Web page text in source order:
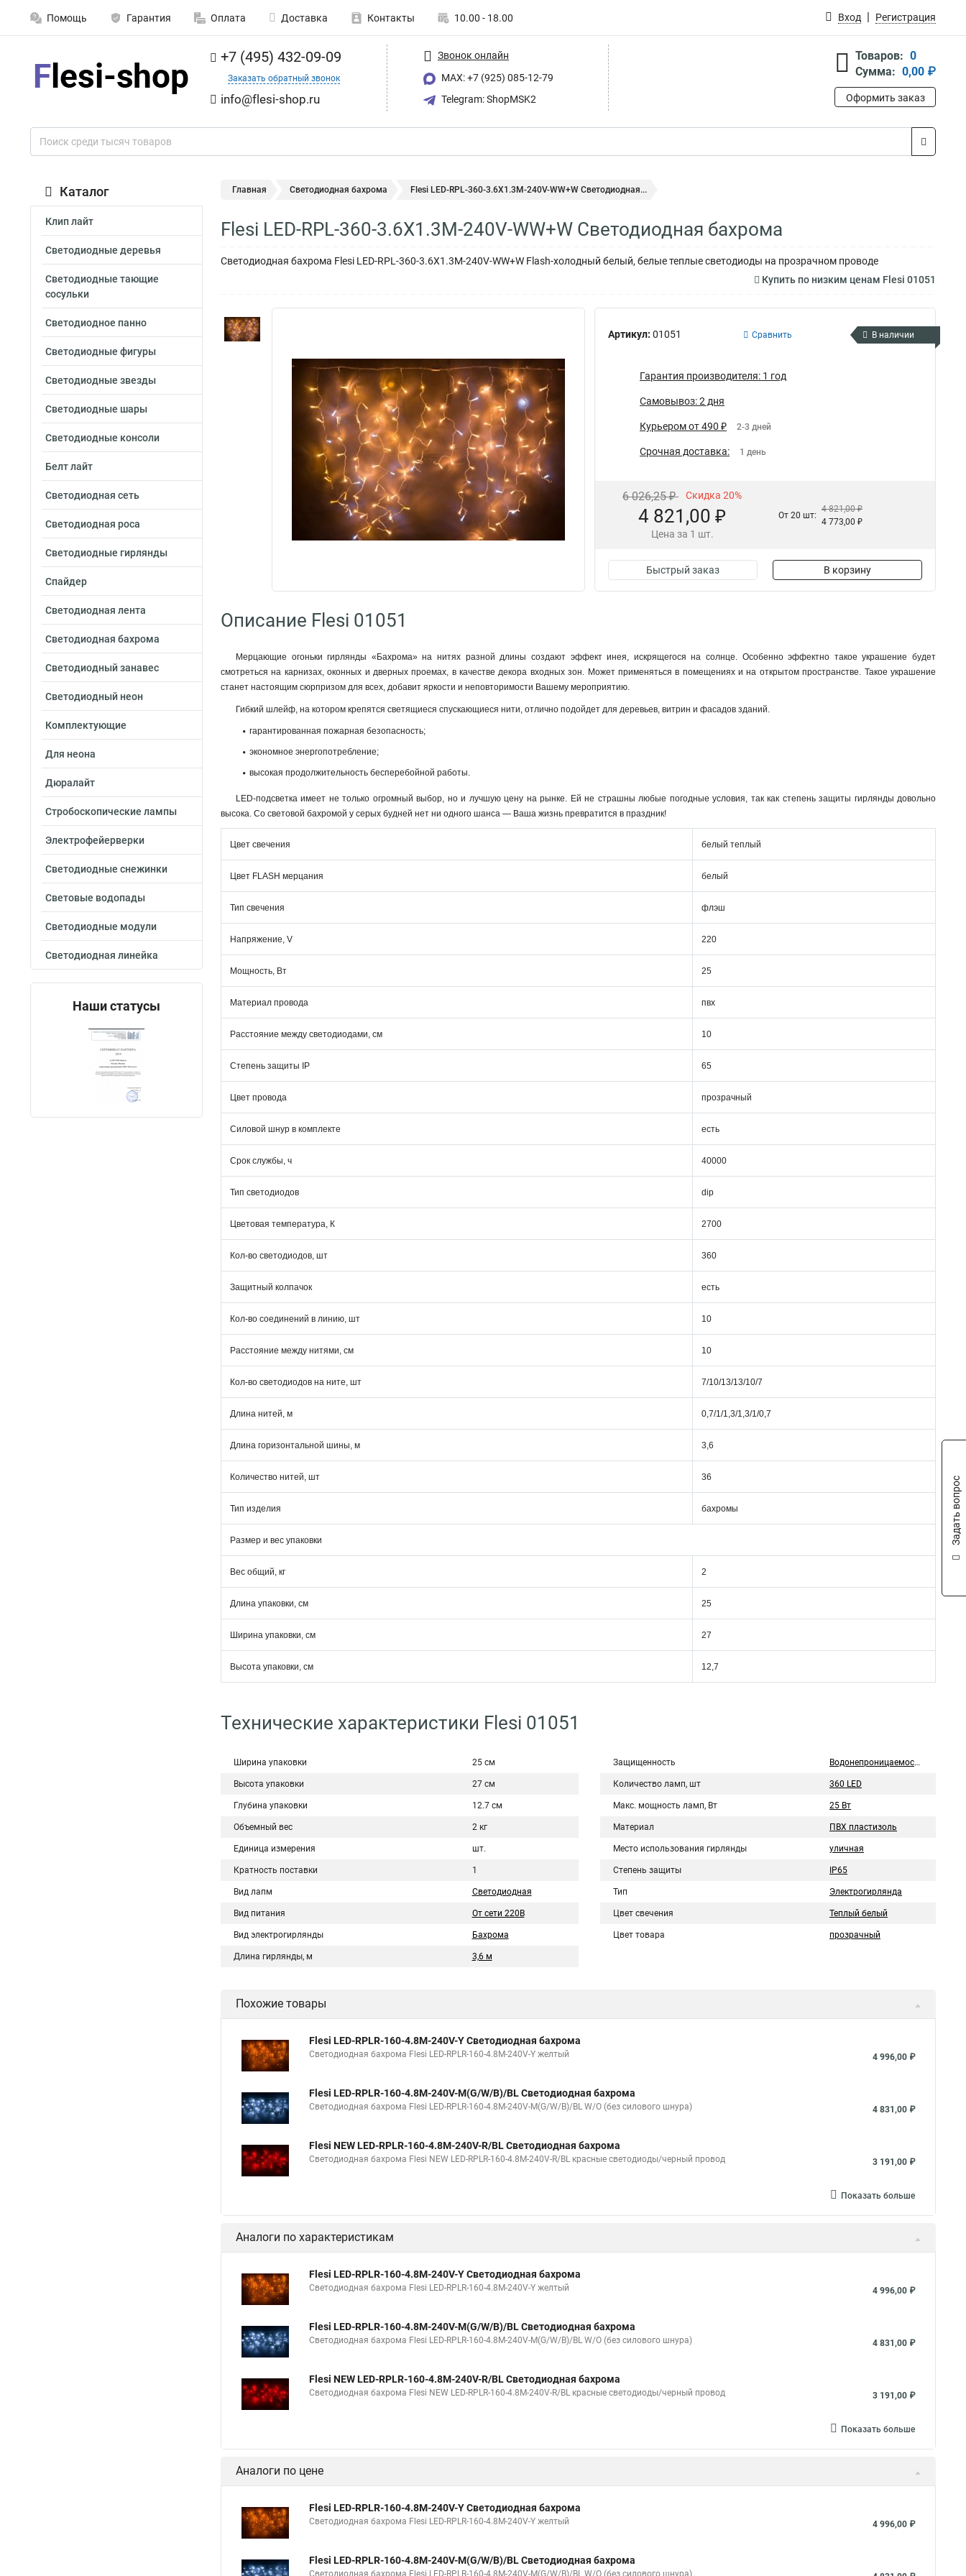
Помощь Гарантия Оплата Доставка Контакты 10.00 - 18.00 Вход Регистрация
+7 (495) 432-09-09
Заказать обратный звонок
info@flesi-shop.ru
Звонок онлайн
MAX: +7 (925) 085-12-79
Telegram: ShopMSK2
Товаров: 0
Сумма: 0,00 ₽
Оформить заказ
Каталог
Клип лайт
Светодиодные деревья
Светодиодные тающие
сосульки
Светодиодное панно
Светодиодные фигуры
Светодиодные звезды
Светодиодные шары
Светодиодные консоли
Белт лайт
Светодиодная сеть
Светодиодная роса
Светодиодные гирлянды
Спайдер
Светодиодная лента
Светодиодная бахрома
Светодиодный занавес
Светодиодный неон
Комплектующие
Для неона
Дюралайт
Стробоскопические лампы
Электрофейерверки
Светодиодные снежинки
Световые водопады
Светодиодные модули
Светодиодная линейка
Наши статусы
Главная Светодиодная бахрома Flesi LED-RPL-360-3.6X1.3M-240V-WW+W Светодиодная...
Flesi LED-RPL-360-3.6X1.3M-240V-WW+W Светодиодная бахрома
Светодиодная бахрома Flesi LED-RPL-360-3.6X1.3M-240V-WW+W Flash-холодный белый, белые теплые светодиоды на прозрачном проводе
Купить по низким ценам Flesi 01051
Артикул: 01051 Сравнить В наличии
Гарантия производителя: 1 год
Самовывоз: 2 дня
Курьером от 490 ₽ 2-3 дней
Срочная доставка: 1 день
6 026,25 ₽ Скидка 20%
4 821,00 ₽
Цена за 1 шт.
От 20 шт:
4 821,00 ₽
4 773,00 ₽
Быстрый заказ В корзину
Описание Flesi 01051
Мерцающие огоньки гирлянды «Бахрома» на нитях разной длины создают эффект инея, искрящегося на солнце. Особенно эффектно такое украшение будет
смотреться на карнизах, оконных и дверных проемах, в качестве декора входных зон. Может применяться в помещениях и на открытом пространстве. Такое украшение
станет настоящим сюрпризом для всех, добавит яркости и неповторимости Вашему мероприятию.
Гибкий шлейф, на котором крепятся светящиеся спускающиеся нити, отлично подойдет для деревьев, витрин и фасадов зданий.
гарантированная пожарная безопасность;
экономное энергопотребление;
высокая продолжительность бесперебойной работы.
LED-подсветка имеет не только огромный выбор, но и лучшую цену на рынке. Ей не страшны любые погодные условия, так как степень защиты гирлянды довольно
высока. Со световой бахромой у серых будней нет ни одного шанса — Ваша жизнь превратится в праздник!
Цвет свечения белый теплый
Цвет FLASH мерцания белый
Тип свечения флэш
Напряжение, V 220
Мощность, Вт 25
Материал провода пвх
Расстояние между светодиодами, см 10
Степень защиты IP 65
Цвет провода прозрачный
Силовой шнур в комплекте есть
Срок службы, ч 40000
Тип светодиодов dip
Цветовая температура, К 2700
Кол-во светодиодов, шт 360
Защитный колпачок есть
Кол-во соединений в линию, шт 10
Расстояние между нитями, см 10
Кол-во светодиодов на ните, шт 7/10/13/13/10/7
Длина нитей, м 0,7/1/1,3/1,3/1/0,7
Длина горизонтальной шины, м 3,6
Количество нитей, шт 36
Тип изделия бахромы
Размер и вес упаковки
Вес общий, кг 2
Длина упаковки, см 25
Ширина упаковки, см 27
Высота упаковки, см 12,7
Технические характеристики Flesi 01051
Ширина упаковки 25 см
Высота упаковки 27 см
Глубина упаковки 12.7 см
Объемный вес 2 кг
Единица измерения шт.
Кратность поставки 1
Вид лапм Светодиодная
Вид питания От сети 220В
Вид электрогирлянды Бахрома
Длина гирлянды, м 3,6 м
Защищенность Водонепроницаемость
Количество ламп, шт 360 LED
Макс. мощность ламп, Вт 25 Вт
Материал ПВХ пластизоль
Место использования гирлянды уличная
Степень защиты IP65
Тип Электрогирлянда
Цвет свечения Теплый белый
Цвет товара прозрачный
Похожие товары
Flesi LED-RPLR-160-4.8M-240V-Y Светодиодная бахрома
Светодиодная бахрома Flesi LED-RPLR-160-4.8M-240V-Y желтый 4 996,00 ₽
Flesi LED-RPLR-160-4.8M-240V-M(G/W/B)/BL Светодиодная бахрома
Светодиодная бахрома Flesi LED-RPLR-160-4.8M-240V-M(G/W/B)/BL W/O (без силового шнура) 4 831,00 ₽
Flesi NEW LED-RPLR-160-4.8M-240V-R/BL Светодиодная бахрома
Светодиодная бахрома Flesi NEW LED-RPLR-160-4.8M-240V-R/BL красные светодиоды/черный провод 3 191,00 ₽
Показать больше
Аналоги по характеристикам
Flesi LED-RPLR-160-4.8M-240V-Y Светодиодная бахрома
Светодиодная бахрома Flesi LED-RPLR-160-4.8M-240V-Y желтый 4 996,00 ₽
Flesi LED-RPLR-160-4.8M-240V-M(G/W/B)/BL Светодиодная бахрома
Светодиодная бахрома Flesi LED-RPLR-160-4.8M-240V-M(G/W/B)/BL W/O (без силового шнура) 4 831,00 ₽
Flesi NEW LED-RPLR-160-4.8M-240V-R/BL Светодиодная бахрома
Светодиодная бахрома Flesi NEW LED-RPLR-160-4.8M-240V-R/BL красные светодиоды/черный провод 3 191,00 ₽
Показать больше
Аналоги по цене
Flesi LED-RPLR-160-4.8M-240V-Y Светодиодная бахрома
Светодиодная бахрома Flesi LED-RPLR-160-4.8M-240V-Y желтый 4 996,00 ₽
Flesi LED-RPLR-160-4.8M-240V-M(G/W/B)/BL Светодиодная бахрома
Светодиодная бахрома Flesi LED-RPLR-160-4.8M-240V-M(G/W/B)/BL W/O (без силового шнура)
Задать вопрос